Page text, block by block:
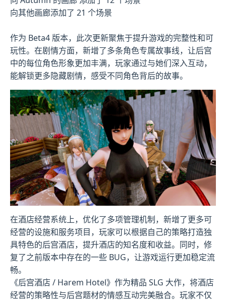
向其他画廊添加了 21 个场景
作为 Beta4 版本，此次更新聚焦于提升游戏的完整性和可
玩性。在剧情方面，新增了多条角色专属故事线，让后宫
中的每位角色形象更加丰满，玩家通过与她们深入互动，
能解锁更多隐藏剧情，感受不同角色背后的故事。
在酒店经营系统上，优化了多项管理机制，新增了更多可
经营的设施和服务项目，玩家可以根据自己的策略打造独
具特色的后宫酒店，提升酒店的知名度和收益。同时，修
复了之前版本中存在的一些 BUG，让游戏运行更加稳定流
畅。
《后宫酒店 / Harem Hotel》作为精品 SLG 大作，将酒店
经营的策略性与后宫题材的情感互动完美融合。玩家不仅